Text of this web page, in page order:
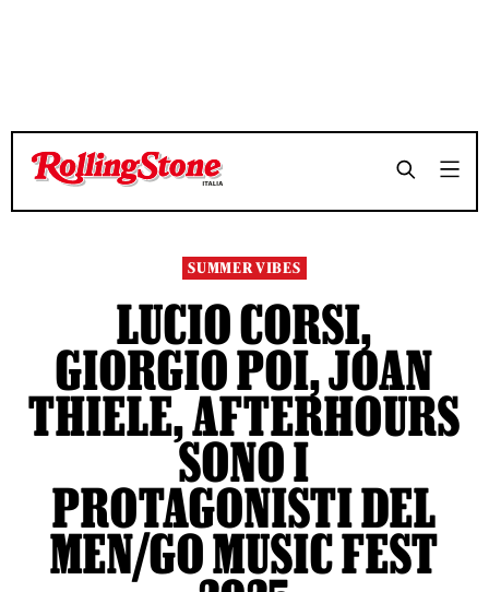
TEMPO DI LETTURA 4 MINUTI SHARE
TEMPO DI LETTURA 4 MINUTI SHARE
SUMMER VIBES
LUCIO CORSI,
GIORGIO POI, JOAN
THIELE, AFTERHOURS
SONO I
PROTAGONISTI DEL
MEN/GO MUSIC FEST